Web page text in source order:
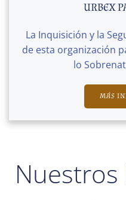
URBEX
La Inquisición y la
de esta organización
lo
MÁS